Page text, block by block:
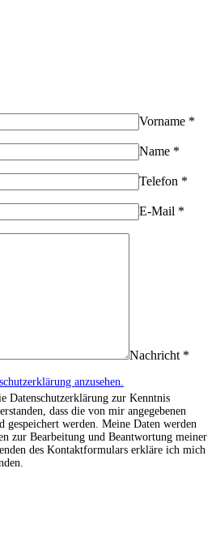
Vorname *
Name *
Telefon *
E-Mail *
Nachricht *
anzusehen.
Datenschutzerklärung zur Kenntnis
dass die von mir angegebenen
gespeichert werden. Meine Daten werden
zur Bearbeitung und Beantwortung meiner
des Kontaktformulars erkläre ich mich